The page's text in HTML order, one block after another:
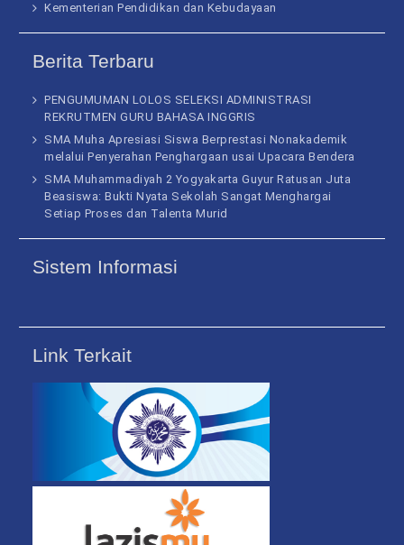
Kementerian Pendidikan dan Kebudayaan
Berita Terbaru
PENGUMUMAN LOLOS SELEKSI ADMINISTRASI
REKRUTMEN GURU BAHASA INGGRIS
SMA Muha Apresiasi Siswa Berprestasi Nonakademik
melalui Penyerahan Penghargaan usai Upacara Bendera
SMA Muhammadiyah 2 Yogyakarta Guyur Ratusan Juta
Beasiswa: Bukti Nyata Sekolah Sangat Menghargai
Setiap Proses dan Talenta Murid
Sistem Informasi
Link Terkait